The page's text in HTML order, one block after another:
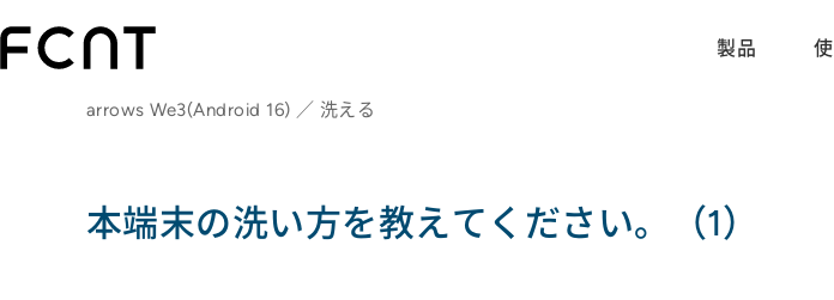
製品
arrows We3(Android 16) ／ 洗える
本端末の洗い方を教えてください。（1）